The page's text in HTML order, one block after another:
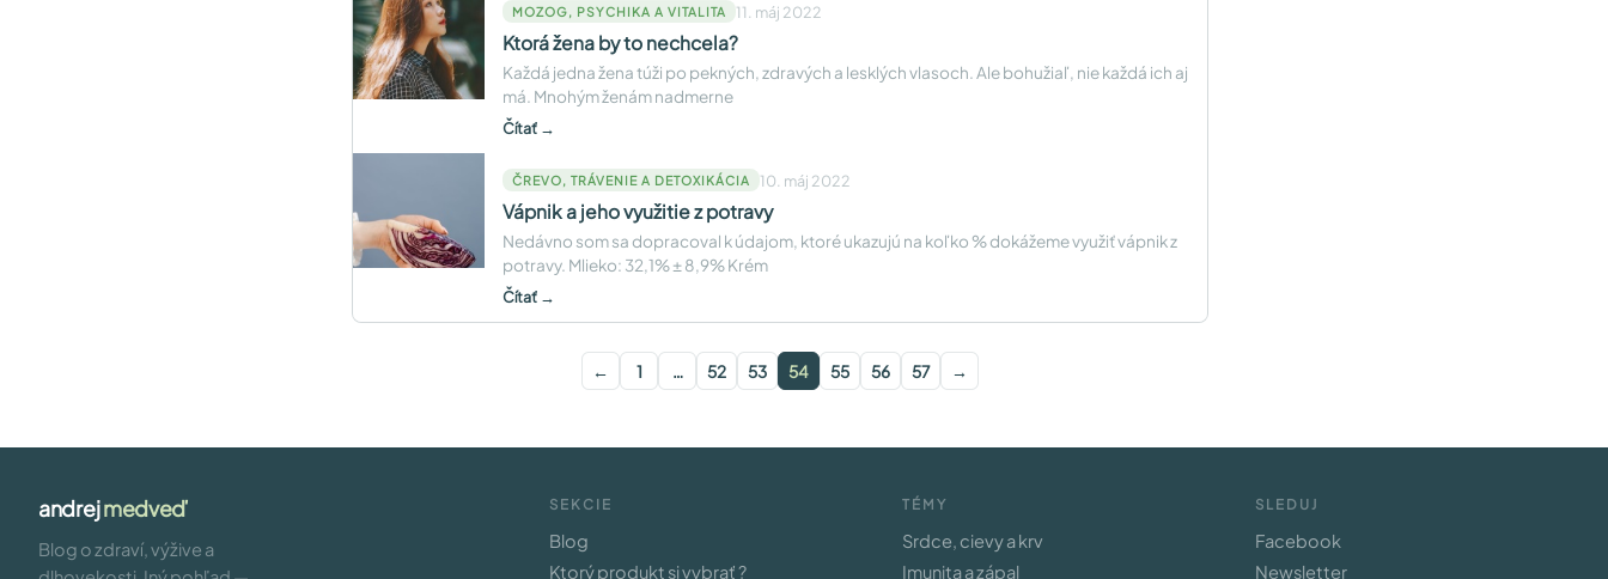
MOZOG, PSYCHIKA A VITALITA 11. máj 2022
Ktorá žena by to nechcela?
Každá jedna žena túži po pekných, zdravých a lesklých vlasoch. Ale bohužiaľ, nie každá ich aj
má. Mnohým ženám nadmerne
Čítať →
ČREVO, TRÁVENIE A DETOXIKÁCIA 10. máj 2022
Vápnik a jeho využitie z potravy
Nedávno som sa dopracoval k údajom, ktoré ukazujú na koľko % dokážeme využiť vápnik z
potravy. Mlieko: 32,1% ± 8,9% Krém
Čítať →
← 1 … 52 53 54 55 56 57 →
andrejmedveď
Blog o zdraví, výžive a
SEKCIE
Blog
Ktorý produkt si vybrať ?
TÉMY
Srdce, cievy a krv
Imunita a zápal
SLEDUJ
Facebook
Newsletter